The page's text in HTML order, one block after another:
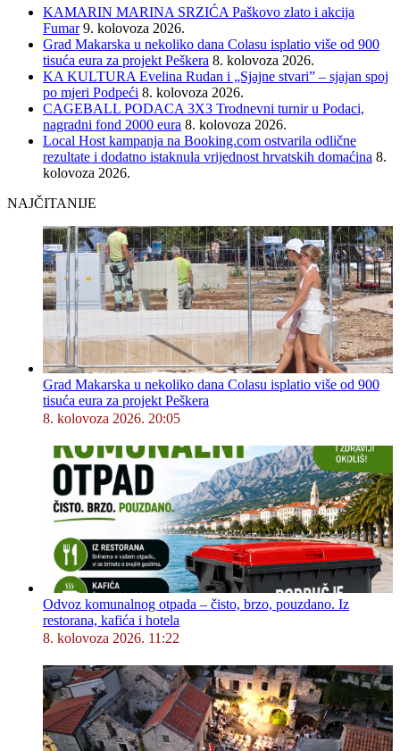
KAMARIN MARINA SRZIĆA Paškovo zlato i akcija
Fumar 9. kolovoza 2026.
Grad Makarska u nekoliko dana Colasu isplatio više od 900
tisuća eura za projekt Peškera 8. kolovoza 2026.
KA KULTURA Evelina Rudan i „Sjajne stvari” – sjajan spoj
po mjeri Podpeći 8. kolovoza 2026.
CAGEBALL PODACA 3X3 Trodnevni turnir u Podaci,
nagradni fond 2000 eura 8. kolovoza 2026.
Local Host kampanja na Booking.com ostvarila odlične
rezultate i dodatno istaknula vrijednost hrvatskih domaćina 8.
kolovoza 2026.
NAJČITANIJE
Grad Makarska u nekoliko dana Colasu isplatio više od 900
tisuća eura za projekt Peškera
8. kolovoza 2026. 20:05
Odvoz komunalnog otpada – čisto, brzo, pouzdano. Iz
restorana, kafića i hotela
8. kolovoza 2026. 11:22